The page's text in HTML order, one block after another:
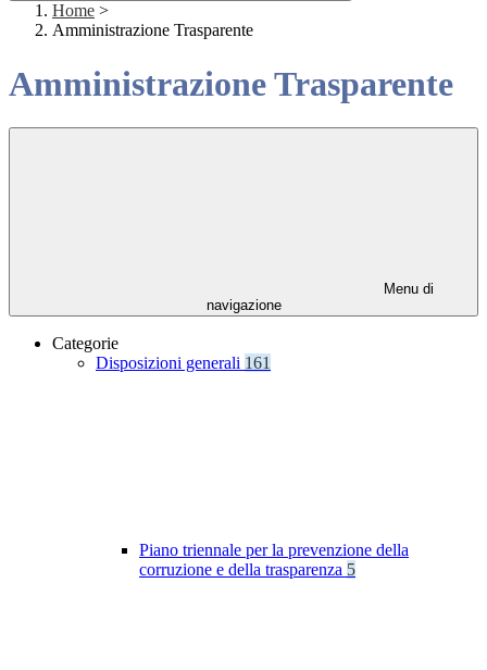
Home >
Amministrazione Trasparente
Amministrazione Trasparente
Menu di
navigazione
Categorie
Disposizioni generali 161
Piano triennale per la prevenzione della
corruzione e della trasparenza 5